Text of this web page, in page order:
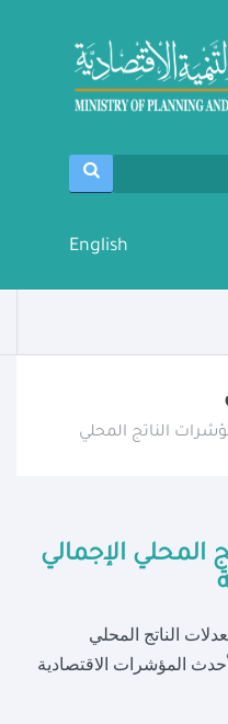
English
الناتج المحلي
المحلي الإجمالي
الناتج المحلي
المؤشرات الاقتصادية